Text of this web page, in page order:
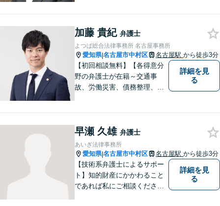
加藤 貴紀 弁護士
よつば総合法律事務所 名古屋事務所
愛知県|名古屋市中村区 名古屋駅 から徒歩3分
【初回相談無料】【各得意分
野の弁護士が在籍～交通事
故、労働災害、債務整理、相
詳細を見
る
早瀬 久雄 弁護士
あいぎ法律事務所
愛知県|名古屋市中村区 名古屋駅 から徒歩3分
【技術系弁護士によるサポー
ト】知的財産にかかわること
であれば私にご相談くださ
詳細を見
る